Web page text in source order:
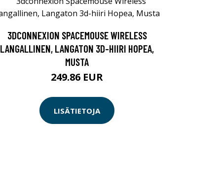
3DCONNEXION SPACEMOUSE WIRELESS
LANGALLINEN, LANGATON 3D-HIIRI HOPEA,
MUSTA
249.86 EUR
LISÄTIETOJA